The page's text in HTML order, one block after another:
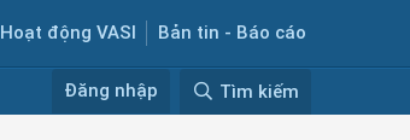
Hoạt động VASI Bản tin - Báo cáo
Đăng nhập Tìm kiếm